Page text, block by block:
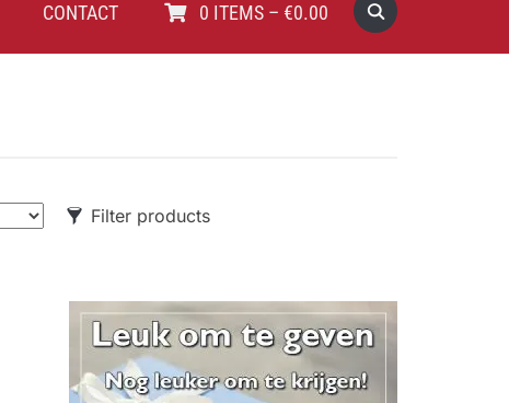
CONTACT 0 ITEMS – €0.00
Filter products
Food
Drank
Non-food